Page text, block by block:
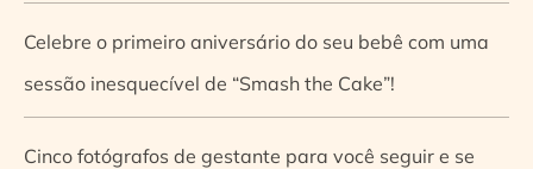
Celebre o primeiro aniversário do seu bebê com uma
sessão inesquecível de “Smash the Cake”!
Cinco fotógrafos de gestante para você seguir e se